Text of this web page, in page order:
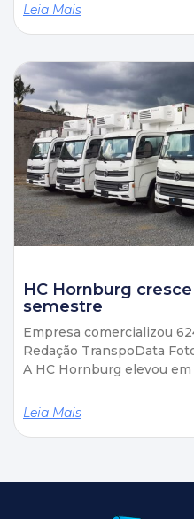
Leia Mais
HC Hornburg
semestre
Empresa comercializou
Redação TranspoData
A HC Hornburg elevou em
Leia Mais